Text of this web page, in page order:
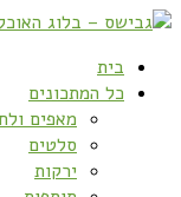
בית
כל המתכונים
מאפים
סלטים
ירקות